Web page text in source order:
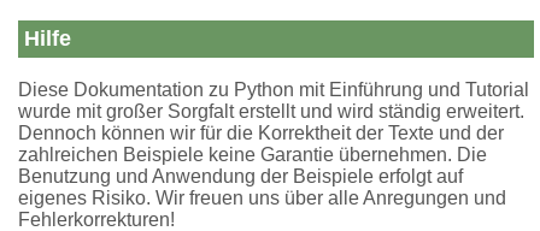
Hilfe
Diese Dokumentation zu Python mit Einführung und Tutorial
wurde mit großer Sorgfalt erstellt und wird ständig erweitert.
Dennoch können wir für die Korrektheit der Texte und der
zahlreichen Beispiele keine Garantie übernehmen. Die
Benutzung und Anwendung der Beispiele erfolgt auf
eigenes Risiko. Wir freuen uns über alle Anregungen und
Fehlerkorrekturen!